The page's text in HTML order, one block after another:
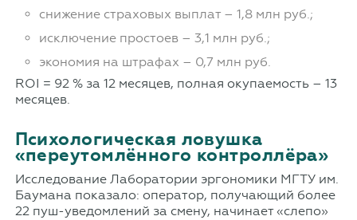
снижение страховых выплат – 1,8 млн руб.;
исключение простоев – 3,1 млн руб.;
экономия на штрафах – 0,7 млн руб.
ROI = 92 % за 12 месяцев, полная окупаемость – 13
месяцев.
Психологическая ловушка
«переутомлённого контроллёра»
Исследование Лаборатории эргономики МГТУ им.
Баумана показало: оператор, получающий более
22 пуш-уведомлений за смену, начинает «слепо»